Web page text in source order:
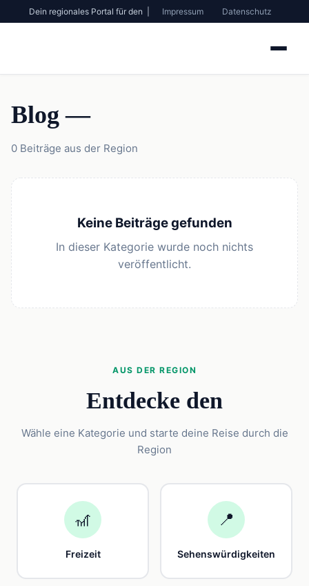
Dein regionales Portal für den | Impressum Datenschutz
Blog —
0 Beiträge aus der Region
Keine Beiträge gefunden
In dieser Kategorie wurde noch nichts
veröffentlicht.
AUS DER REGION
Entdecke den
Wähle eine Kategorie und starte deine Reise durch die
Region
🎢
Freizeit
📍
Sehenswürdigkeiten